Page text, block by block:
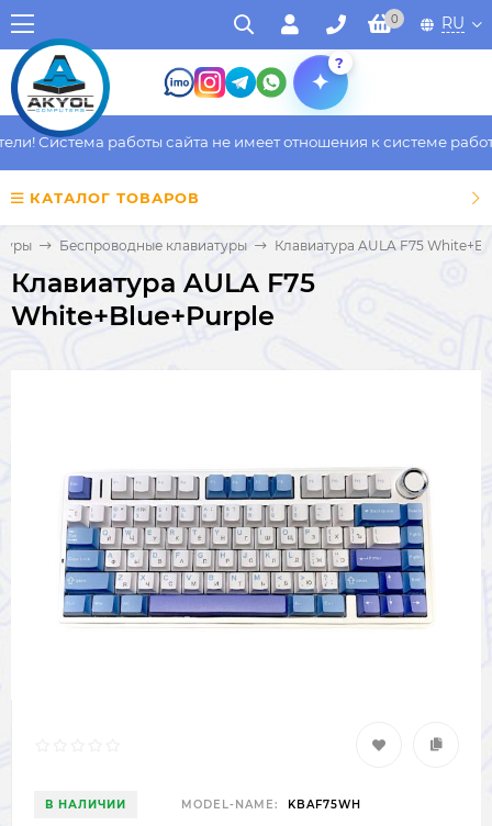
0 RU
?
Система работы сайта не имеет отношения к системе
КАТАЛОГ ТОВАРОВ
Беспроводные клавиатуры Клавиатура AULA F75
Клавиатура AULA F75
White+Blue+Purple
В НАЛИЧИИ MODEL-NAME: KBAF75WH